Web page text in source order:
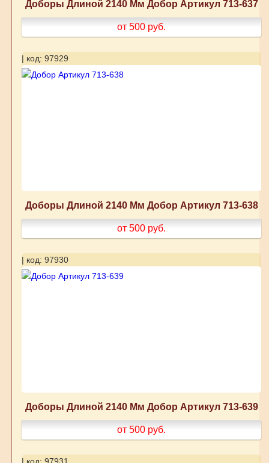
Доборы Длиной 2140 Мм Добор Артикул 713-637
от 500 руб.
| код: 97929
Доборы Длиной 2140 Мм Добор Артикул 713-638
от 500 руб.
| код: 97930
Доборы Длиной 2140 Мм Добор Артикул 713-639
от 500 руб.